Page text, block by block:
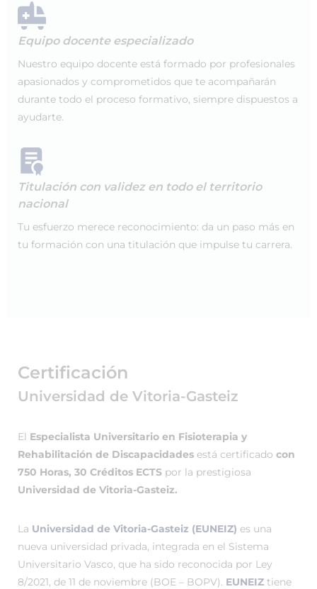
Equipo docente especializado
Nuestro equipo docente está formado por profesionales
apasionados y comprometidos que te acompañarán
durante todo el proceso formativo, siempre dispuestos a
ayudarte.
Titulación con validez en todo el territorio
nacional
Tu esfuerzo merece reconocimiento: da un paso más en
tu formación con una titulación que impulse tu carrera.
Certificación
Universidad de Vitoria-Gasteiz
El Especialista Universitario en Fisioterapia y
Rehabilitación de Discapacidades está certificado con
750 Horas, 30 Créditos ECTS por la prestigiosa
Universidad de Vitoria-Gasteiz.
La Universidad de Vitoria-Gasteiz (EUNEIZ) es una
nueva universidad privada, integrada en el Sistema
Universitario Vasco, que ha sido reconocida por Ley
8/2021, de 11 de noviembre (BOE – BOPV). EUNEIZ tiene